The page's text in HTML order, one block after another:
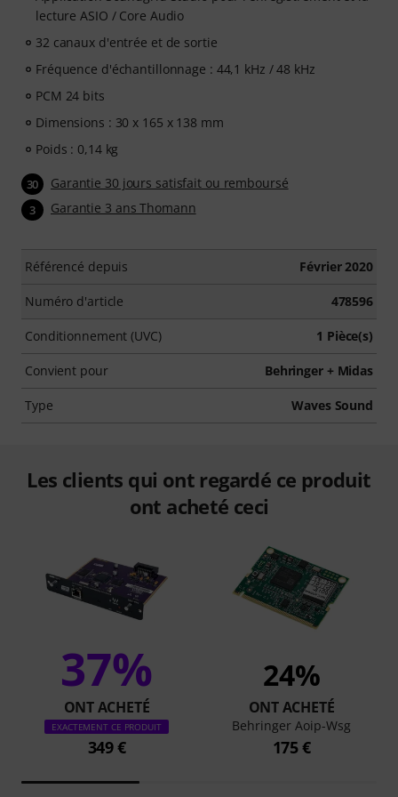
lecture ASIO / Core Audio
32 canaux d'entrée et de sortie
Fréquence d'échantillonnage : 44,1 kHz / 48 kHz
PCM 24 bits
Dimensions : 30 x 165 x 138 mm
Poids : 0,14 kg
30 Garantie 30 jours satisfait ou remboursé
3 Garantie 3 ans Thomann
Référencé depuis Février 2020
Numéro d'article 478596
Conditionnement (UVC) 1 Pièce(s)
Convient pour Behringer + Midas
Type Waves Sound
Les clients qui ont regardé ce produit
ont acheté ceci
37%
ONT ACHETÉ
EXACTEMENT CE PRODUIT
349 €
24%
ONT ACHETÉ
Behringer Aoip-Wsg
175 €